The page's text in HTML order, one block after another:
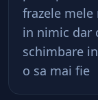
frazele
in nimic dar
schimbare
o sa mai fie